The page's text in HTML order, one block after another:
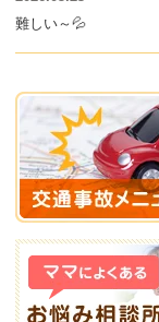
難しい～💦